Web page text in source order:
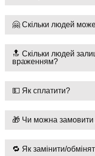
🤗 Скільки людей
🔝 Скільки людей
враженням?
💵 Як сплатити?
🎁 Чи можна замовити
🔁 Як замінити/